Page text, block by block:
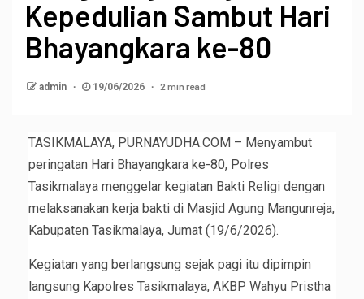
Kepedulian Sambut Hari
Bhayangkara ke-80
admin 19/06/2026 2 min read
TASIKMALAYA, PURNAYUDHA.COM – Menyambut
peringatan Hari Bhayangkara ke-80, Polres
Tasikmalaya menggelar kegiatan Bakti Religi dengan
melaksanakan kerja bakti di Masjid Agung Mangunreja,
Kabupaten Tasikmalaya, Jumat (19/6/2026).
Kegiatan yang berlangsung sejak pagi itu dipimpin
langsung Kapolres Tasikmalaya, AKBP Wahyu Pristha